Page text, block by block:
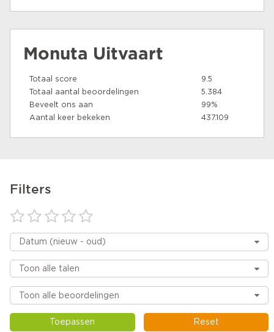
Monuta Uitvaart
Totaal score
9.5
Totaal aantal beoordelingen
5.384
Beveelt ons aan
99%
Aantal keer bekeken
437.109
Filters
Toepassen Reset